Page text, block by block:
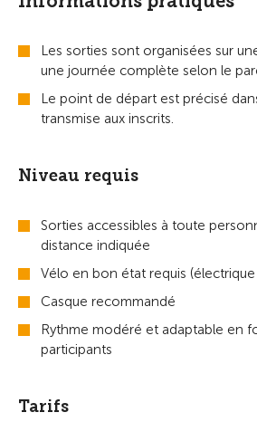
Les sorties sont organisées sur
une journée complète selon le
Le point de départ est précisé
transmise aux inscrits.
Niveau requis
Sorties accessibles à toute
distance indiquée
Vélo en bon état requis
Casque recommandé
Rythme modéré et adaptable en
participants
Tarifs